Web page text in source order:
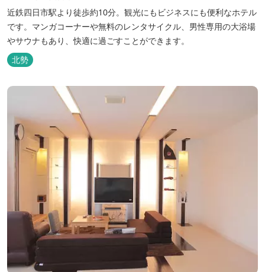
近鉄四日市駅より徒歩約10分。観光にもビジネスにも便利なホテル
です。マンガコーナーや無料のレンタサイクル、男性専用の大浴場
やサウナもあり、快適に過ごすことができます。
北勢